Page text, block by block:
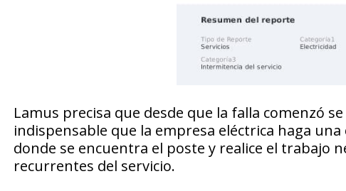
Lamus precisa que desde que la falla comenzó
indispensable que la empresa eléctrica haga una
donde se encuentra el poste y realice el trabajo
recurrentes del servicio.